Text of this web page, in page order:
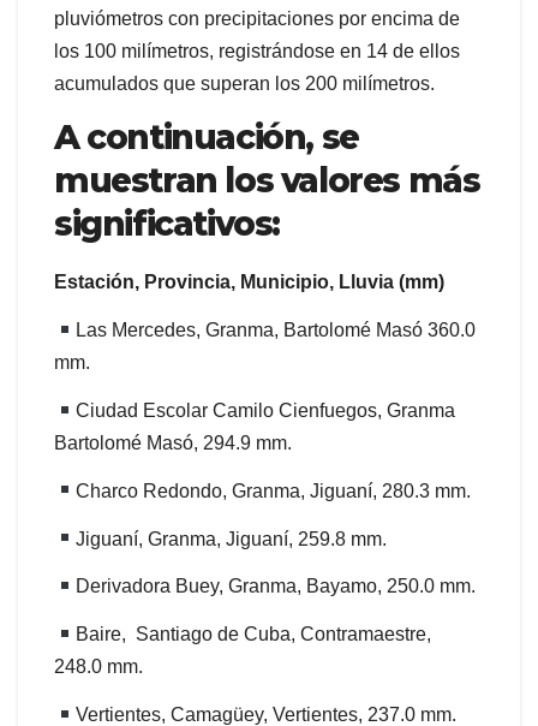
pluviómetros con precipitaciones por encima de
los 100 milímetros, registrándose en 14 de ellos
acumulados que superan los 200 milímetros.
A continuación, se
muestran los valores más
significativos:
Estación, Provincia, Municipio, Lluvia (mm)
Las Mercedes, Granma, Bartolomé Masó 360.0
mm.
Ciudad Escolar Camilo Cienfuegos, Granma
Bartolomé Masó, 294.9 mm.
Charco Redondo, Granma, Jiguaní, 280.3 mm.
Jiguaní, Granma, Jiguaní, 259.8 mm.
Derivadora Buey, Granma, Bayamo, 250.0 mm.
Baire, Santiago de Cuba, Contramaestre,
248.0 mm.
Vertientes, Camagüey, Vertientes, 237.0 mm.